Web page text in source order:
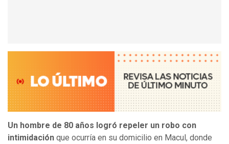
Un hombre de 80 años logró repeler un robo con
intimidación que ocurría en su domicilio en Macul, donde